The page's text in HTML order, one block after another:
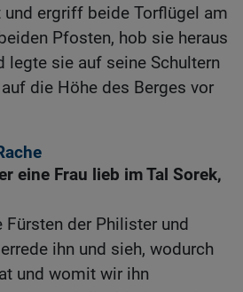
ergriff beide Torflügel am
Pfosten, hob sie heraus
legte sie auf seine Schultern
die Höhe des Berges vor
eine Frau lieb im Tal Sorek,
Fürsten der Philister und
ihn und sieh, wodurch
und womit wir ihn